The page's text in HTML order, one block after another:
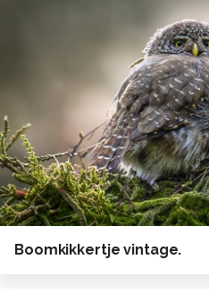
Boomkikkertje vintage.